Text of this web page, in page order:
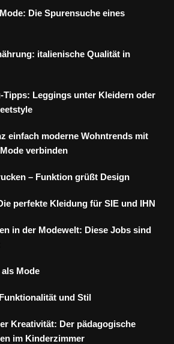
Die Spurensuche eines
italienische Qualität in
Tipps: Leggings unter Kleidern oder
einfach moderne Wohntrends mit
verbinden
– Funktion grüßt Design
perfekte Kleidung für SIE und IHN
in der Modewelt: Diese Jobs sind
Mode
und Stil
Kreativität: Der pädagogische
im Kinderzimmer